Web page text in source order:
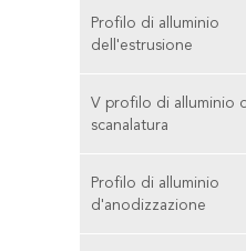
Profilo di alluminio
dell'estrusione
V profilo di alluminio
scanalatura
Profilo di alluminio
d'anodizzazione